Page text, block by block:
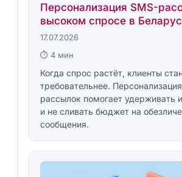
Персонализация SMS-
высоком спросе в
17.07.2026
⏱ 4 мин
Когда спрос растёт, клиенты
требовательнее.
рассылок помогает удерживать
и не сливать бюджет на
сообщения.